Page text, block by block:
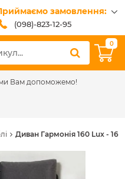
замовлення:
(098)-823-12-95
(099)-608-42-32
(093)-618-62-02
sales@meblium.com.ua
0
ми Вам допоможемо!
Диван Гармонія 160 Lux - 16